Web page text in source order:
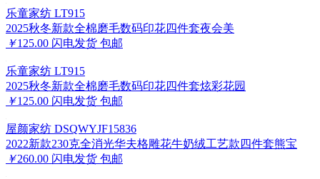
乐童家纺 LT915
2025秋冬新款全棉磨毛数码印花四件套夜会美
￥125.00 闪电发货 包邮
乐童家纺 LT915
2025秋冬新款全棉磨毛数码印花四件套炫彩花园
￥125.00 闪电发货 包邮
屋颜家纺 DSQWYJF15836
2022新款230克全消光华夫格雕花牛奶绒工艺款四件套熊宝
￥260.00 闪电发货 包邮